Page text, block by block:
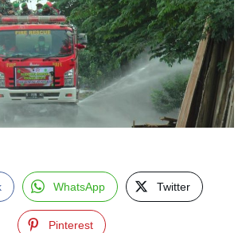
WhatsApp Twitter
Pinterest